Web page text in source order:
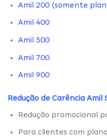
Amil 200 (somente
Amil 400
Amil 500
Amil 700
Amil 900
Redução de Carência Amil
Redução promocional
Para clientes com